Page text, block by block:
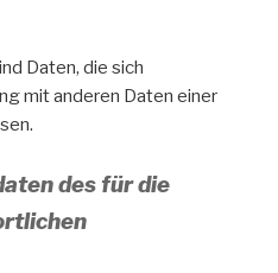
Daten, die sich
mit anderen Daten einer
des für die